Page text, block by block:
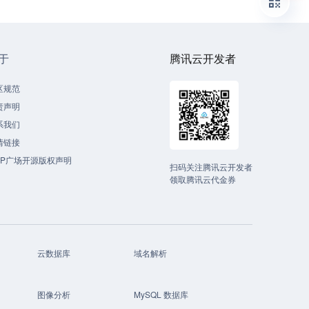
规范
声明
我们
链接
广场开源版权声明
腾讯云开发者
扫码关注腾讯云开发者
领取腾讯云代金券
云数据库 域名解析
图像分析 MySQL 数据库